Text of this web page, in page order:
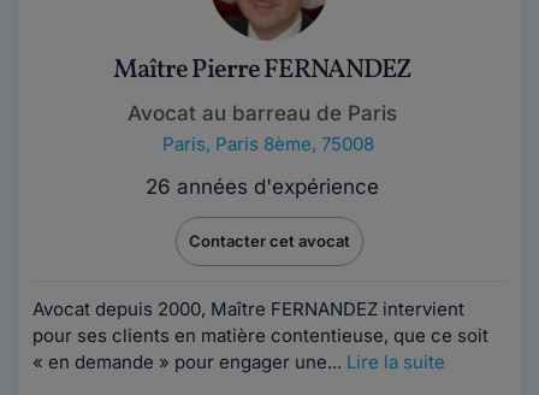
Maître Pierre FERNANDEZ
Avocat au barreau de Paris
Paris, Paris 8ème, 75008
26 années d'expérience
Contacter cet avocat
Avocat depuis 2000, Maître FERNANDEZ intervient
pour ses clients en matière contentieuse, que ce soit
« en demande » pour engager une... Lire la suite